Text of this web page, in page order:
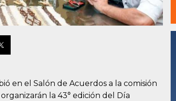
en el Salón de Acuerdos a la comisión
la 43° edición del Día